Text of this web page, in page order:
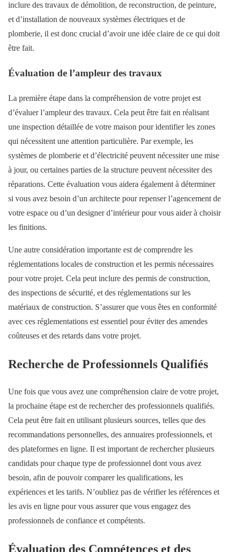
inclure des travaux de démolition, de reconstruction, de peinture,
et d’installation de nouveaux systèmes électriques et de
plomberie, il est donc crucial d’avoir une idée claire de ce qui doit
être fait.
Évaluation de l’ampleur des travaux
La première étape dans la compréhension de votre projet est
d’évaluer l’ampleur des travaux. Cela peut être fait en réalisant
une inspection détaillée de votre maison pour identifier les zones
qui nécessitent une attention particulière. Par exemple, les
systèmes de plomberie et d’électricité peuvent nécessiter une mise
à jour, ou certaines parties de la structure peuvent nécessiter des
réparations. Cette évaluation vous aidera également à déterminer
si vous avez besoin d’un architecte pour repenser l’agencement de
votre espace ou d’un designer d’intérieur pour vous aider à choisir
les finitions.
Une autre considération importante est de comprendre les
réglementations locales de construction et les permis nécessaires
pour votre projet. Cela peut inclure des permis de construction,
des inspections de sécurité, et des réglementations sur les
matériaux de construction. S’assurer que vous êtes en conformité
avec ces réglementations est essentiel pour éviter des amendes
coûteuses et des retards dans votre projet.
Recherche de Professionnels Qualifiés
Une fois que vous avez une compréhension claire de votre projet,
la prochaine étape est de rechercher des professionnels qualifiés.
Cela peut être fait en utilisant plusieurs sources, telles que des
recommandations personnelles, des annuaires professionnels, et
des plateformes en ligne. Il est important de rechercher plusieurs
candidats pour chaque type de professionnel dont vous avez
besoin, afin de pouvoir comparer les qualifications, les
expériences et les tarifs. N’oubliez pas de vérifier les références et
les avis en ligne pour vous assurer que vous engagez des
professionnels de confiance et compétents.
Évaluation des Compétences et des